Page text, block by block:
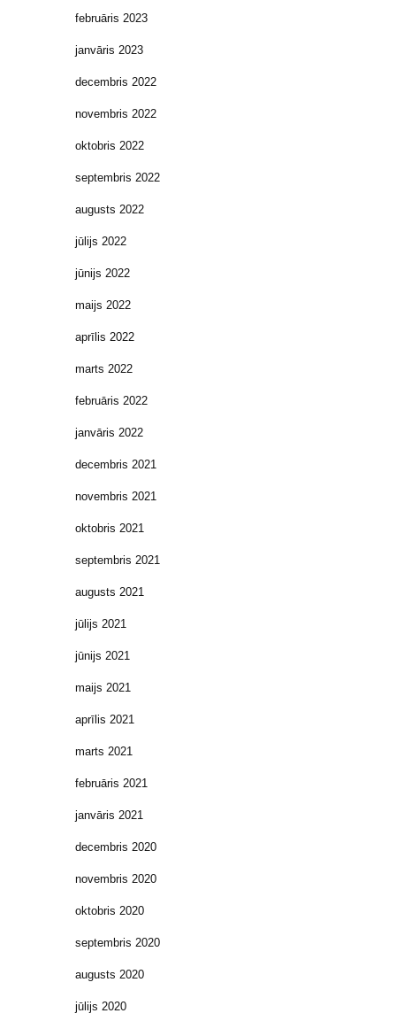
februāris 2023
janvāris 2023
decembris 2022
novembris 2022
oktobris 2022
septembris 2022
augusts 2022
jūlijs 2022
jūnijs 2022
maijs 2022
aprīlis 2022
marts 2022
februāris 2022
janvāris 2022
decembris 2021
novembris 2021
oktobris 2021
septembris 2021
augusts 2021
jūlijs 2021
jūnijs 2021
maijs 2021
aprīlis 2021
marts 2021
februāris 2021
janvāris 2021
decembris 2020
novembris 2020
oktobris 2020
septembris 2020
augusts 2020
jūlijs 2020